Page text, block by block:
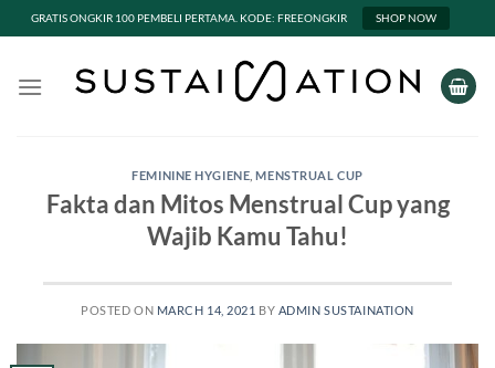
GRATIS ONGKIR 100 PEMBELI PERTAMA. KODE: FREEONGKIR SHOP NOW
FEMININE HYGIENE ,MENSTRUAL CUP
Fakta dan Mitos Menstrual Cup yang
Wajib Kamu Tahu!
POSTED ON MARCH 14, 2021 BY ADMIN SUSTAINATION